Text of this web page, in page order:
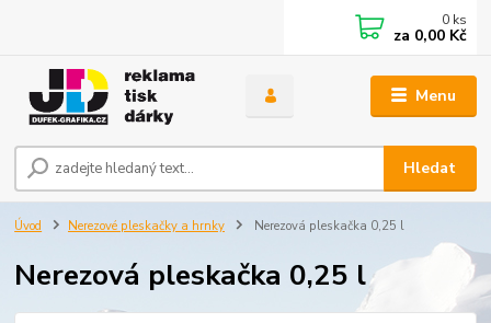
Menu
Hledat
0 ks
za 0,00 Kč
Úvod Nerezové pleskačky a hrnky Nerezová pleskačka 0,25 l
Nerezová pleskačka 0,25 l